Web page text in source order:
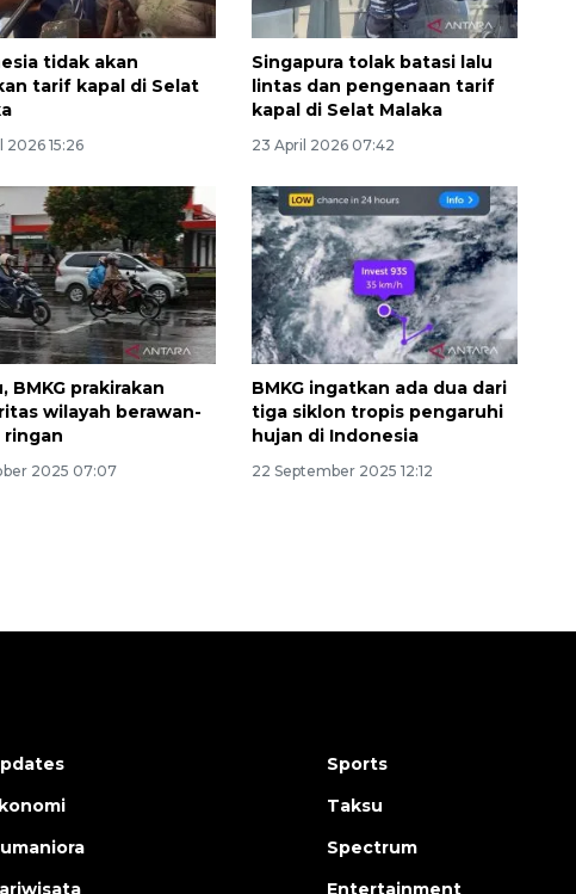
tidak akan
tarif kapal di Selat
2026 15:26
Singapura tolak batasi lalu
lintas dan pengenaan tarif
kapal di Selat Malaka
23 April 2026 07:42
BMKG prakirakan
wilayah berawan-
ringan
2025 07:07
BMKG ingatkan ada dua dari
tiga siklon tropis pengaruhi
hujan di Indonesia
22 September 2025 12:12
160 ribu sambungan baru
jaringan gas 2026
2026-08-07 18:00:00
Sports
Taksu
Spectrum
Entertainment